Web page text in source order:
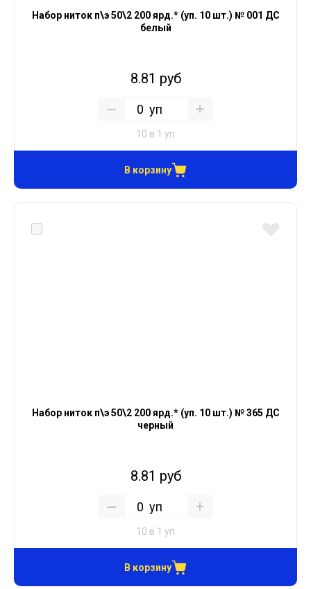
Набор ниток п\э 50\2 200 ярд.* (уп. 10 шт.) № 001 ДС
белый
8.81 руб
уп
10 в 1 уп
В корзину
Набор ниток п\э 50\2 200 ярд.* (уп. 10 шт.) № 365 ДС
черный
8.81 руб
уп
10 в 1 уп
В корзину